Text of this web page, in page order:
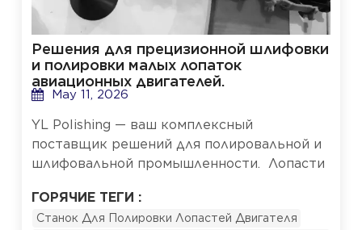
Решения для прецизионной шлифовки
и полировки малых лопаток
авиационных двигателей.
May 11, 2026
YL Polishing — ваш комплексный
поставщик решений для полировальной и
шлифовальной промышленности. Лопасти
наиболее сложных компонентов в
современном производстве. Из-за высоких
ГОРЯЧИЕ ТЕГИ :
Станок Для Полировки Лопастей Двигателя